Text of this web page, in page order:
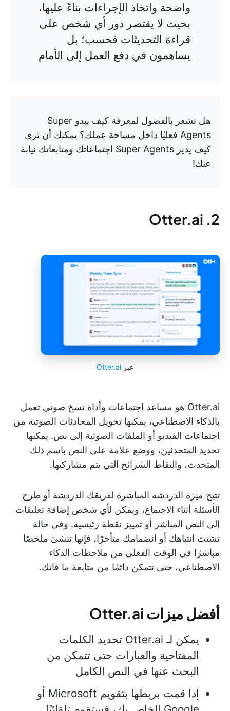
واضحة واتخاذ الإجراءات بناءً عليها،
بحيث لا يقتصر دور أي شخص على
قراءة التحديثات فحسب؛ بل
يساهمون في دفع العمل إلى الأمام
هل تشعر بالفضول لمعرفة كيف يبدو Super
Agents فعليًا داخل مساحة عملك؟ يمكنك أن ترى
كيف يدير Super Agents اجتماعاتك ومتابعاتك نيابة
عنك!
2. Otter.ai
عبر Otter.ai
Otter.ai هو مساعد اجتماعات وأداة نسخ صوتي تعمل
بالذكاء الاصطناعي، يمكنها تحويل المحادثات الصوتية من
اجتماعات الفيديو أو الملفات الصوتية إلى نص. يمكنها
تحديد المتحدثين، ووضع علامة على النص باسم ذلك
المتحدث، والتقاط الشرائح التي يتم مشاركتها.
تتيح ميزة الدردشة المباشرة لفريقك الدردشة أو طرح
الأسئلة أثناء الاجتماع، ويمكن لأي شخص إضافة تعليقات
إلى النص المباشر أو تمييز نقطة رئيسية. وفي حالة
تشتت انتباهك أو انضمامك متأخرًا، فإنها تنشئ ملخصًا
مباشرًا في الوقت الفعلي من ملاحظات الذكاء
الاصطناعي، حتى تتمكن دائمًا من متابعة ما فاتك.
أفضل ميزات Otter.ai
يمكن لـ Otter.ai تحديد الكلمات
المفتاحية والعبارات حتى تتمكن من
البحث عنها في النص الكامل
إذا قمت بربطها بتقويم Microsoft أو